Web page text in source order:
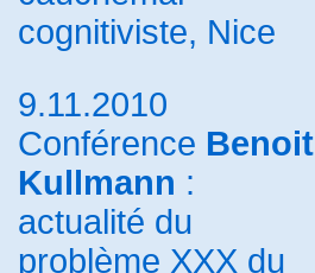
cognitiviste, Nice
9.11.2010
Conférence Benoit
Kullmann :
actualité du
problème XXX du